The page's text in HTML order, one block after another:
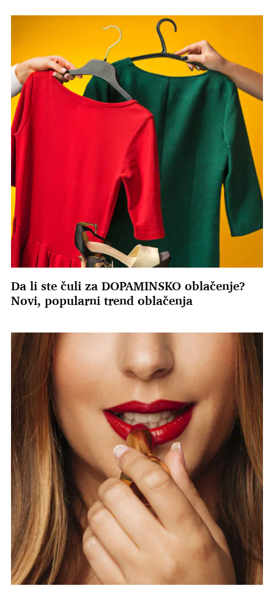
Da li ste čuli za DOPAMINSKO oblačenje?
Novi, popularni trend oblačenja